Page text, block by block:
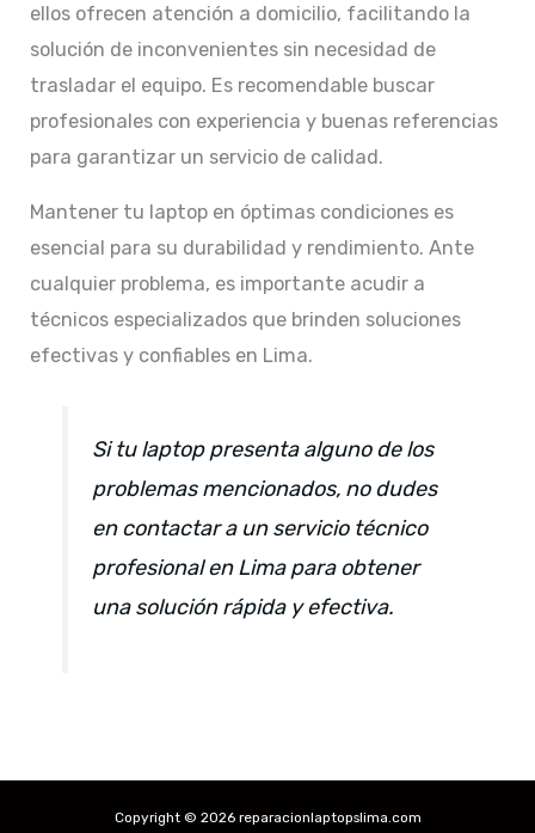
ellos ofrecen atención a domicilio, facilitando la
solución de inconvenientes sin necesidad de
trasladar el equipo. Es recomendable buscar
profesionales con experiencia y buenas referencias
para garantizar un servicio de calidad.​
Mantener tu laptop en óptimas condiciones es
esencial para su durabilidad y rendimiento. Ante
cualquier problema, es importante acudir a
técnicos especializados que brinden soluciones
efectivas y confiables en Lima.​
Si tu laptop presenta alguno de los
problemas mencionados, no dudes
en contactar a un servicio técnico
profesional en Lima para obtener
una solución rápida y efectiva.​
Copyright © 2026 reparacionlaptopslima.com